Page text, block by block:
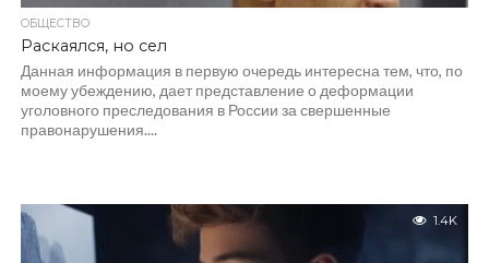
ОБЩЕСТВО
Раскаялся, но сел
Данная информация в первую очередь интересна тем, что, по
моему убеждению, дает представление о деформации
уголовного преследования в России за свершенные
правонарушения....
1.4K